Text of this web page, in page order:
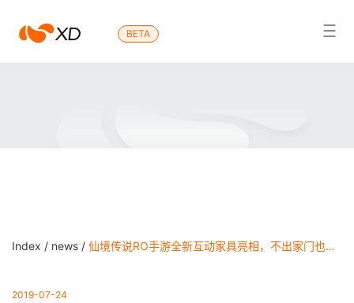
心
BETA
Search Result
Index / news / 仙境传说RO手游全新互动家具亮相，不出家门也能做这些事！
2019-07-24